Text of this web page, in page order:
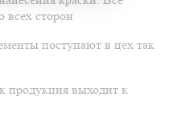
всех сторон
поступают в цех так
продукция выходит к